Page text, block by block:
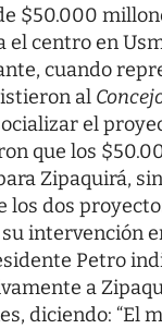
$50.000
el centro en
cuando
al
el
que los
Zipaquirá,
dos
su intervención
Petro
a
diciendo: “El